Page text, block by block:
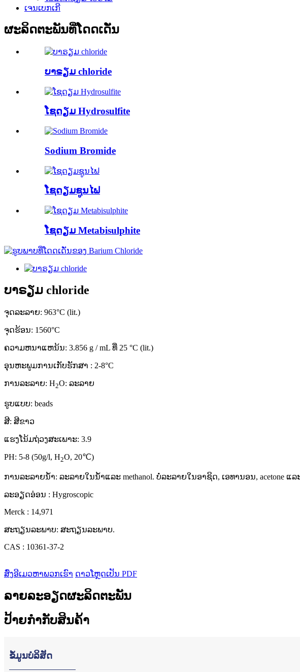
ເຈນເບກເກີ
ຜະລິດຕະພັນທີ່ໂດດເດັ່ນ
ບາຣຽມ chloride
ໂຊດຽມ Hydrosulfite
Sodium Bromide
ໂຊດຽມຊູນໄຟ
ໂຊດຽມ Metabisulphite
ບາຣຽມ chloride
ຈຸດ​ລະ​ລາຍ​: 963°C (lit.)
ຈຸດ​ຮ້ອນ: 1560°C
ຄວາມຫນາແຫນ້ນ: 3.856 g / mL ທີ່ 25 °C (lit.)
ອຸນ​ຫະ​ພູມ​ການ​ເກັບ​ຮັກ​ສາ : 2-8°C
ການລະລາຍ: H2O: ລະລາຍ
ຮູບແບບ: beads
ສີ: ສີຂາວ
ແຮງໂນ້ມຖ່ວງສະເພາະ: 3.9
PH: 5-8 (50g/l, H2O, 20℃)
ການລະລາຍນ້ໍາ: ລະລາຍໃນນ້ໍາແລະ methanol. ບໍ່ລະລາຍໃນອາຊິດ, ເອທານອນ, acetone ແລ
ລະອຽດອ່ອນ : Hygroscopic
Merck : 14,971
ສະຖຽນລະພາບ: ສະຖຽນລະພາບ.
CAS : 10361-37-2
ສົ່ງອີເມວຫາພວກເຮົາ ດາວໂຫຼດເປັນ PDF
ລາຍລະອຽດຜະລິດຕະພັນ
ປ້າຍກຳກັບສິນຄ້າ
ຂໍ້ມູນບໍລິສັດ